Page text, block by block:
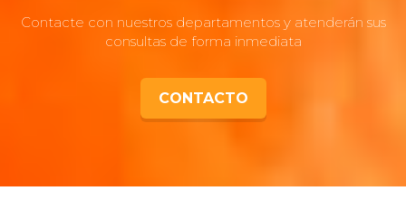
Contacte con nuestros departamentos y atenderán sus
consultas de forma inmediata
CONTACTO